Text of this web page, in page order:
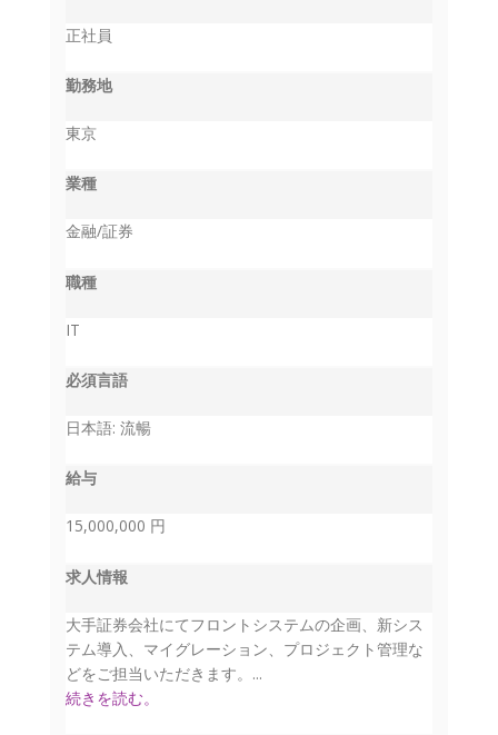
正社員
勤務地
東京
業種
金融/証券
職種
IT
必須言語
日本語: 流暢
給与
15,000,000 円
求人情報
大手証券会社にてフロントシステムの企画、新シス
テム導入、マイグレーション、プロジェクト管理な
どをご担当いただきます。...
続きを読む。